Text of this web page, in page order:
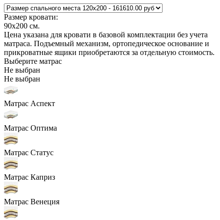
Размер кровати:
90x200 см.
Цена указана для кровати в базовой комплектации без учета
матраса. Подъемный механизм, ортопедическое основание и
прикроватные ящики приобретаются за отдельную стоимость.
Выберите матрас
Не выбран
Не выбран
Матрас Аспект
Матрас Оптима
Матрас Статус
Матрас Каприз
Матрас Венеция